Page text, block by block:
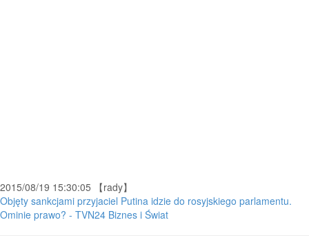
2015/08/19 15:30:05 【rady】
Objęty sankcjami przyjaciel Putina idzie do rosyjskiego parlamentu.
Ominie prawo? - TVN24 Biznes i Świat